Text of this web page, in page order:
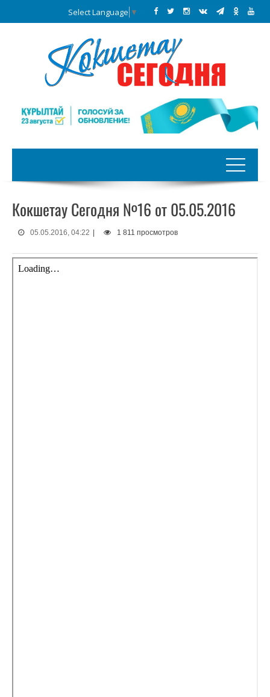
Select Language ▼
Кокшетау Сегодня №16 от 05.05.2016
05.05.2016, 04:22 1 811 просмотров